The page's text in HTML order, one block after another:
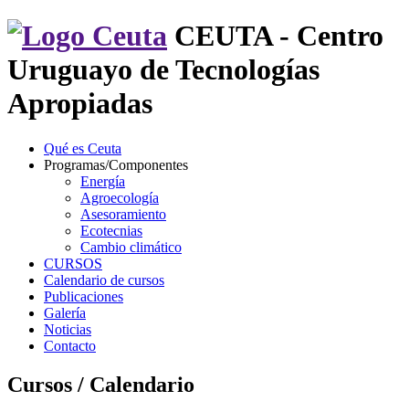
CEUTA - Centro
Uruguayo de Tecnologías
Apropiadas
Qué es Ceuta
Programas/Componentes
Energía
Agroecología
Asesoramiento
Ecotecnias
Cambio climático
CURSOS
Calendario de cursos
Publicaciones
Galería
Noticias
Contacto
Cursos / Calendario